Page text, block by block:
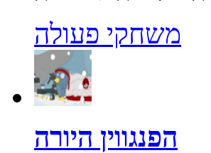
משחקי פעולה
הפנגווין היורה